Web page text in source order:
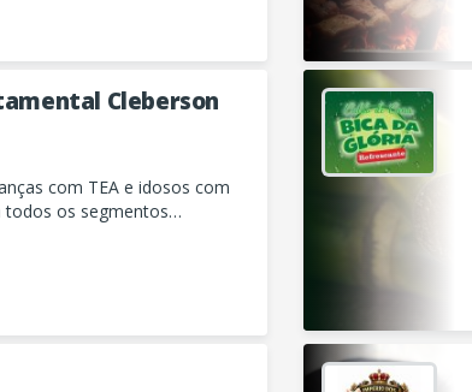
Cleberson
com TEA e idosos com
todos os segmentos